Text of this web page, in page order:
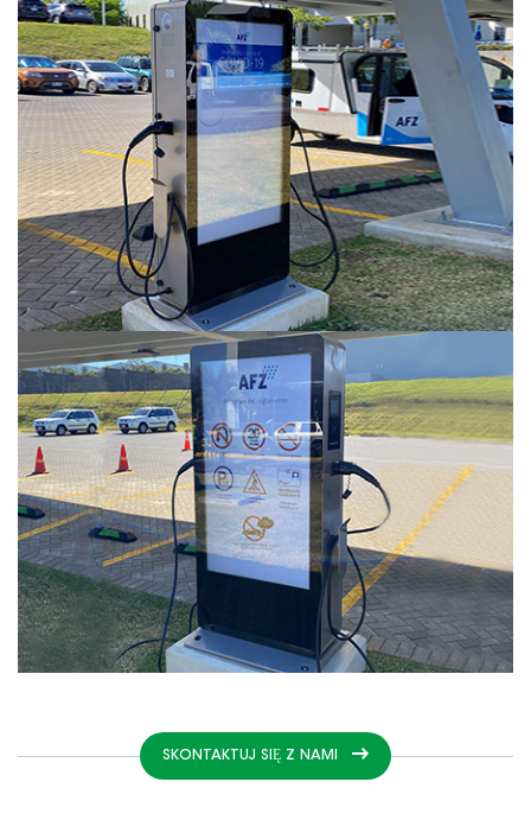
SKONTAKTUJ SIĘ Z NAMI